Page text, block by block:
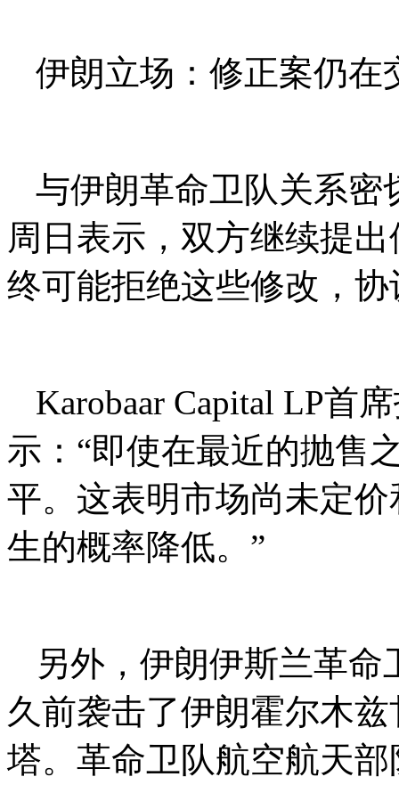
伊朗立场：修正案仍在
与伊朗革命卫队关系密
周日表示，双方继续提
终可能拒绝这些修改，
Karobaar Capital LP首
示：“即使在最近的抛售
平。这表明市场尚未定
生的概率降低。”
另外，伊朗伊斯兰革
久前袭击了伊朗霍尔木
塔。革命卫队航空航天